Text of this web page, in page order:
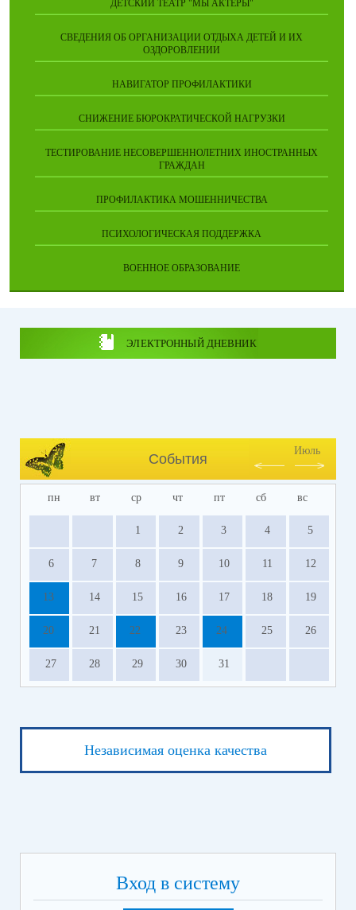
ДЕТСКИЙ ТЕАТР "МЫ АКТЁРЫ"
СВЕДЕНИЯ ОБ ОРГАНИЗАЦИИ ОТДЫХА ДЕТЕЙ И ИХ
ОЗДОРОВЛЕНИИ
НАВИГАТОР ПРОФИЛАКТИКИ
СНИЖЕНИЕ БЮРОКРАТИЧЕСКОЙ НАГРУЗКИ
ТЕСТИРОВАНИЕ НЕСОВЕРШЕННОЛЕТНИХ ИНОСТРАННЫХ
ГРАЖДАН
ПРОФИЛАКТИКА МОШЕННИЧЕСТВА
ПСИХОЛОГИЧЕСКАЯ ПОДДЕРЖКА
ВОЕННОЕ ОБРАЗОВАНИЕ
ЭЛЕКТРОННЫЙ ДНЕВНИК
События
Июль
пн вт ср чт пт сб вс
1 2 3 4 5
6 7 8 9 10 11 12
13 14 15 16 17 18 19
20 21 22 23 24 25 26
27 28 29 30 31
Независимая оценка качества
Вход в систему